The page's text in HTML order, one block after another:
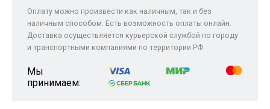
Оплату можно произвести как наличным, так и без
наличным способом. Есть возможность оплаты онлайн.
Доставка осуществляется курьерской службой по городу
и транспортными компаниями по территории РФ
Мы
принимаем: